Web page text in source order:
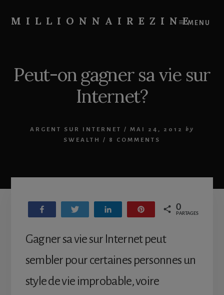
content
primary
MILLIONNAIREZINE
à
devenir
MENU
Peut-on gagner sa vie sur
Internet?
ARGENT SUR INTERNET / MAI 24, 2012
by
SWEALTH
/ 8 COMMENTS
Partagez Tweetez Partagez Enregistrer
0
PARTAGES
Gagner sa vie sur Internet peut
sembler pour certaines personnes un
style de vie improbable, voire